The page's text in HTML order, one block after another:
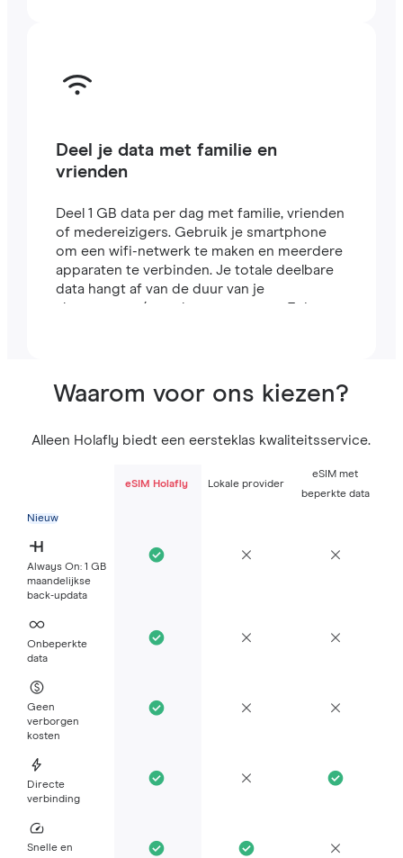
Deel je data met familie en
vrienden
Deel 1 GB data per dag met familie, vrienden
of medereizigers. Gebruik je smartphone
om een wifi-netwerk te maken en meerdere
apparaten te verbinden. Je totale deelbare
data hangt af van de duur van je
abonnement (een abonnement van 7 dagen
Waarom voor ons kiezen?
Alleen Holafly biedt een eersteklas kwaliteitsservice.
eSIM Holafly Lokale provider
eSIM met
beperkte data
Nieuw
Always On: 1 GB
maandelijkse
back-updata
Onbeperkte
data
Geen
verborgen
kosten
Directe
verbinding
Snelle en